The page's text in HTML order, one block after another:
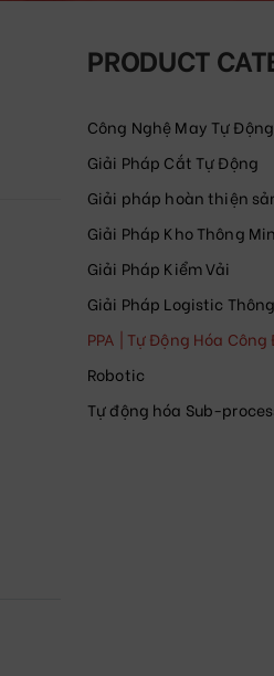
PRODUCT
Công Nghệ May Tự Động
Giải Pháp Cắt Tự Động
Giải pháp hoàn thiện
Giải Pháp Kho Thông
Giải Pháp Kiểm Vải
Giải Pháp Logistic
PPA | Tự Động Hóa
Robotic
Tự động hóa Sub-